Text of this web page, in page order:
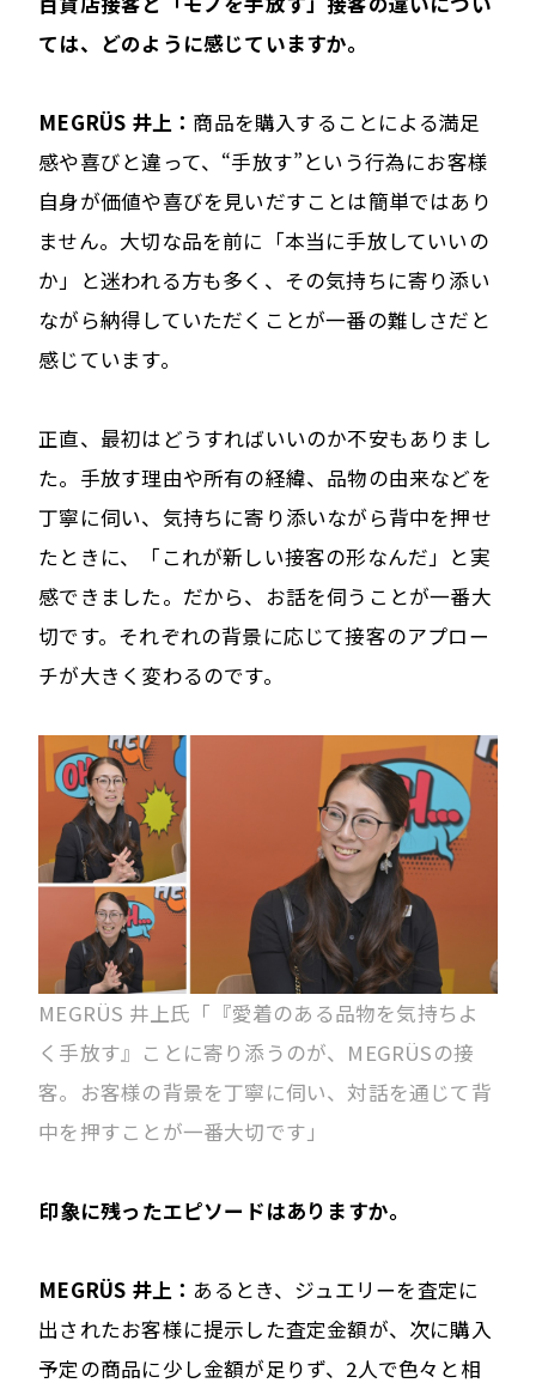
ては、どのように感じていますか。
MEGRÜS 井上： 商品を購入することによる満足
感や喜びと違って、“手放す”という行為にお客様
自身が価値や喜びを見いだすことは簡単ではあり
ません。大切な品を前に「本当に手放していいの
か」と迷われる方も多く、その気持ちに寄り添い
ながら納得していただくことが一番の難しさだと
感じています。
正直、最初はどうすればいいのか不安もありまし
た。手放す理由や所有の経緯、品物の由来などを
丁寧に伺い、気持ちに寄り添いながら背中を押せ
たときに、「これが新しい接客の形なんだ」と実
感できました。だから、お話を伺うことが一番大
切です。それぞれの背景に応じて接客のアプロー
チが大きく変わるのです。
MEGRÜS 井上氏「『愛着のある品物を気持ちよ
く手放す』ことに寄り添うのが、MEGRÜSの接
客。お客様の背景を丁寧に伺い、対話を通じて背
中を押すことが一番大切です」
――印象に残ったエピソードはありますか。
MEGRÜS 井上： あるとき、ジュエリーを査定に
出されたお客様に提示した査定金額が、次に購入
予定の商品に少し金額が足りず、2人で色々と相